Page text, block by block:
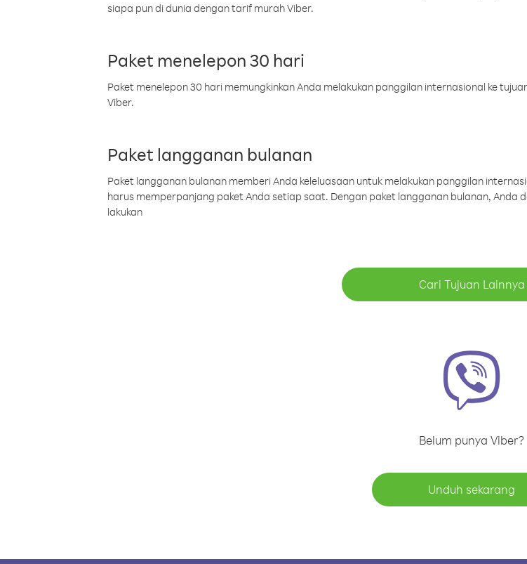
siapa pun di dunia dengan tarif murah Viber.
Paket menelepon 30 hari
Paket menelepon 30 hari memungkinkan Anda melakukan panggilan internasional ke
Viber.
Paket langganan bulanan
Paket langganan bulanan memberi Anda keleluasaan untuk melakukan panggilan
harus memperpanjang paket Anda setiap saat. Dengan paket langganan bulanan,
lakukan
Cari Tujuan Lainnya
Belum punya Viber?
Unduh sekarang